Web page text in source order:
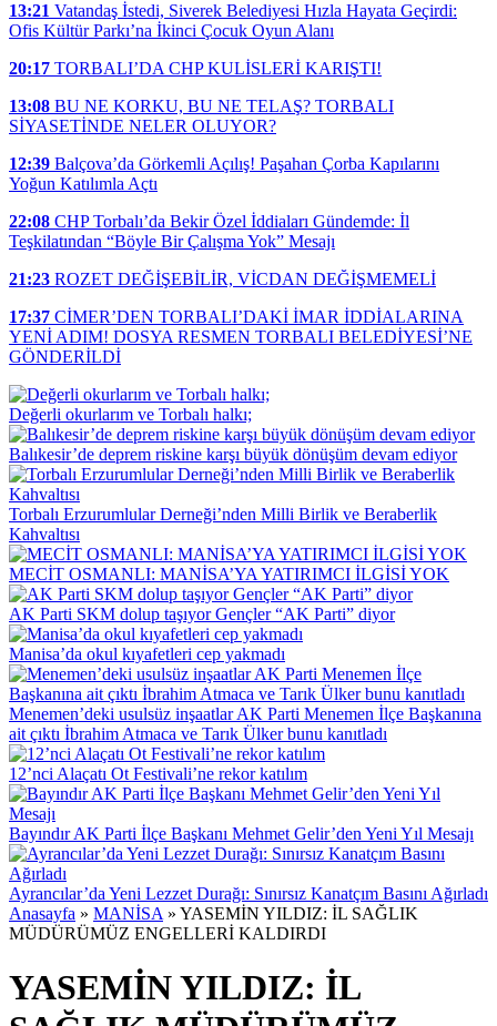
13:21 Vatandaş İstedi, Siverek Belediyesi Hızla Hayata Geçirdi:
Ofis Kültür Parkı’na İkinci Çocuk Oyun Alanı
20:17 TORBALI’DA CHP KULİSLERİ KARIŞTI!
13:08 BU NE KORKU, BU NE TELAŞ? TORBALI
SİYASETİNDE NELER OLUYOR?
12:39 Balçova’da Görkemli Açılış! Paşahan Çorba Kapılarını
Yoğun Katılımla Açtı
22:08 CHP Torbalı’da Bekir Özel İddiaları Gündemde: İl
Teşkilatından “Böyle Bir Çalışma Yok” Mesajı
21:23 ROZET DEĞİŞEBİLİR, VİCDAN DEĞİŞMEMELİ
17:37 CİMER’DEN TORBALI’DAKİ İMAR İDDİALARINA
YENİ ADIM! DOSYA RESMEN TORBALI BELEDİYESİ’NE
GÖNDERİLDİ
Değerli okurlarım ve Torbalı halkı;
Balıkesir’de deprem riskine karşı büyük dönüşüm devam ediyor
Torbalı Erzurumlular Derneği’nden Milli Birlik ve Beraberlik
Kahvaltısı
MECİT OSMANLI: MANİSA’YA YATIRIMCI İLGİSİ YOK
AK Parti SKM dolup taşıyor Gençler “AK Parti” diyor
Manisa’da okul kıyafetleri cep yakmadı
Menemen’deki usulsüz inşaatlar AK Parti Menemen İlçe Başkanına
ait çıktı İbrahim Atmaca ve Tarık Ülker bunu kanıtladı
12’nci Alaçatı Ot Festivali’ne rekor katılım
Bayındır AK Parti İlçe Başkanı Mehmet Gelir’den Yeni Yıl Mesajı
Ayrancılar’da Yeni Lezzet Durağı: Sınırsız Kanatçım Basını Ağırladı
Anasayfa » MANİSA » YASEMİN YILDIZ: İL SAĞLIK
MÜDÜRÜMÜZ ENGELLERİ KALDIRDI
YASEMİN YILDIZ: İL